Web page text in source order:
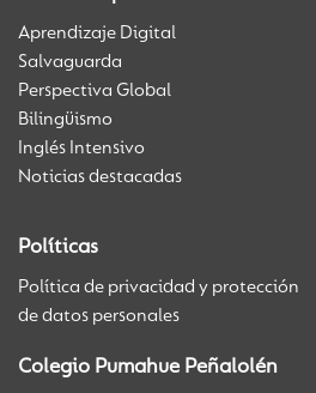
Aprendizaje Digital
Salvaguarda
Perspectiva Global
Bilingüismo
Inglés Intensivo
Noticias destacadas
Políticas
Política de privacidad y protección
de datos personales
Colegio Pumahue Peñalolén